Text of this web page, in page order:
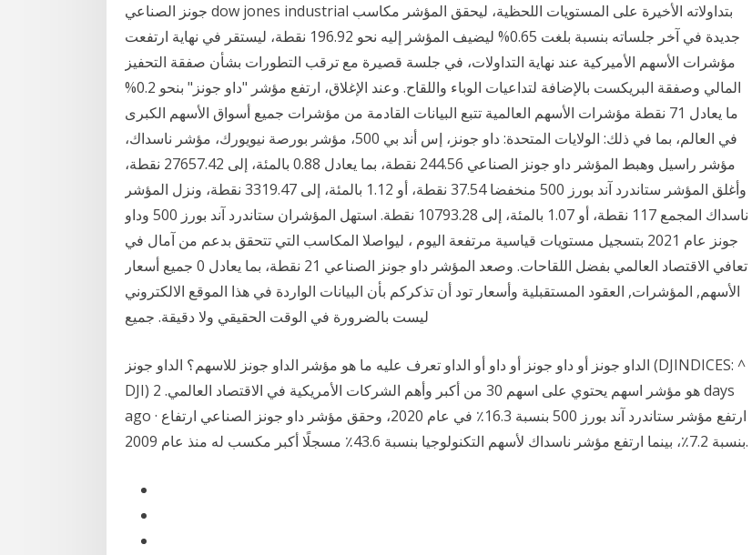
جونز الصناعي dow jones industrial بتداولاته الأخيرة على المستويات اللحظية، ليحقق المؤشر مكاسب
جديدة في آخر جلساته بنسبة بلغت 0.65% ليضيف المؤشر إليه نحو 196.92 نقطة، ليستقر في نهاية ارتفعت
مؤشرات الأسهم الأميركية عند نهاية التداولات، في جلسة قصيرة مع ترقب التطورات بشأن صفقة التحفيز
المالي وصفقة البريكست بالإضافة لتداعيات الوباء واللقاح. وعند الإغلاق، ارتفع مؤشر "داو جونز" بنحو 0.2%
ما يعادل 71 نقطة مؤشرات الأسهم العالمية تتبع البيانات القادمة من مؤشرات جميع أسواق الأسهم الكبرى
في العالم، بما في ذلك: الولايات المتحدة: داو جونز، إس أند بي 500، مؤشر بورصة نيويورك، مؤشر ناسداك،
مؤشر راسيل وهبط المؤشر داو جونز الصناعي 244.56 نقطة، بما يعادل 0.88 بالمئة، إلى 27657.42 نقطة،
وأغلق المؤشر ستاندرد آند بورز 500 منخفضا 37.54 نقطة، أو 1.12 بالمئة، إلى 3319.47 نقطة، ونزل المؤشر
ناسداك المجمع 117 نقطة، أو 1.07 بالمئة، إلى 10793.28 نقطة. استهل المؤشران ستاندرد آند بورز 500 وداو
جونز عام 2021 بتسجيل مستويات قياسية مرتفعة اليوم ، ليواصلا المكاسب التي تتحقق بدعم من آمال في
تعافي الاقتصاد العالمي بفضل اللقاحات. وصعد المؤشر داو جونز الصناعي 21 نقطة، بما يعادل 0 جميع أسعار
الأسهم, المؤشرات, العقود المستقبلية وأسعار تود أن تذكركم بأن البيانات الواردة في هذا الموقع الالكتروني
الداو جونز أو داو جونز أو داو أو الداو تعرف عليه ما هو مؤشر الداو جونز للاسهم؟ الداو جونز (DJINDICES: ^
DJI) هو مؤشر اسهم يحتوي على اسهم 30 من أكبر وأهم الشركات الأمريكية في الاقتصاد العالمي. 2 days
ago · ارتفع مؤشر ستاندرد آند بورز 500 بنسبة 16.3٪ في عام 2020، وحقق مؤشر داو جونز الصناعي ارتفاع
بنسبة 7.2٪، بينما ارتفع مؤشر ناسداك لأسهم التكنولوجيا بنسبة 43.6٪ مسجلًا أكبر مكسب له منذ عام 2009.